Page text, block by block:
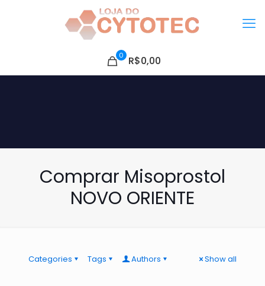
0 R$0,00
Comprar Misoprostol
NOVO ORIENTE
Categories Tags Authors Show all